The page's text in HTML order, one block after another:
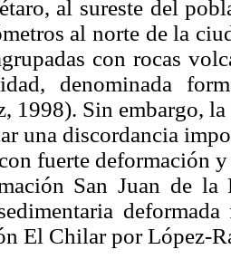
al sureste del
al norte de la
con rocas
denominada
1998). Sin embargo,
una discordancia
fuerte deformación
San Juan de
El Chilar por López-